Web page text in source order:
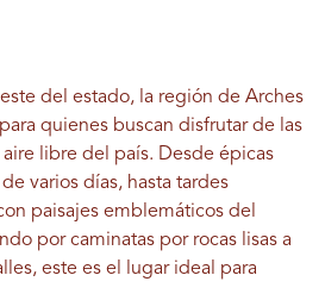
del estado, la región de Arches
quienes buscan disfrutar de las
libre del país. Desde épicas
varios días, hasta tardes
paisajes emblemáticos del
por caminatas por rocas lisas a
este es el lugar ideal para